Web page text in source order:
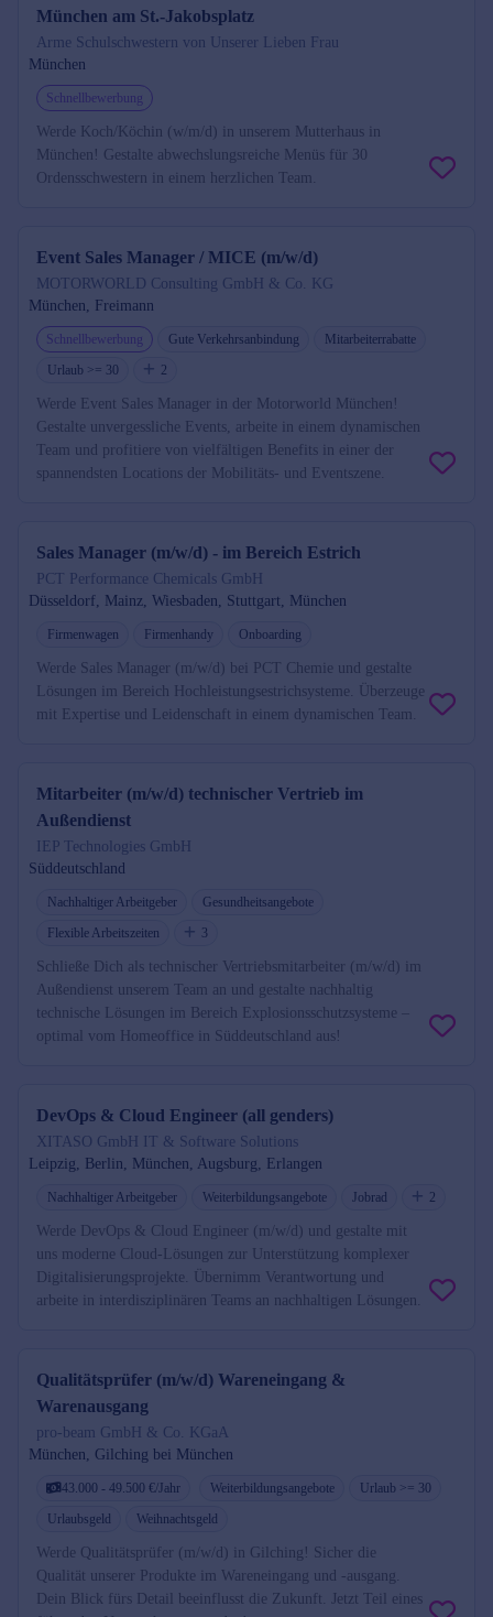
München am St.-Jakobsplatz
Arme Schulschwestern von Unserer Lieben Frau
München
Schnellbewerbung
Werde Koch/Köchin (w/m/d) in unserem Mutterhaus in
München! Gestalte abwechslungsreiche Menüs für 30
Ordensschwestern in einem herzlichen Team.
Event Sales Manager / MICE (m/w/d)
MOTORWORLD Consulting GmbH & Co. KG
München, Freimann
Schnellbewerbung Gute Verkehrsanbindung
Mitarbeiterrabatte
Urlaub >= 30
2
Werde Event Sales Manager in der Motorworld München!
Gestalte unvergessliche Events, arbeite in einem dynamischen
Team und profitiere von vielfältigen Benefits in einer der
spannendsten Locations der Mobilitäts- und Eventszene.
Sales Manager (m/w/d) - im Bereich Estrich
PCT Performance Chemicals GmbH
Düsseldorf, Mainz, Wiesbaden, Stuttgart, München
Firmenwagen Firmenhandy Onboarding
Werde Sales Manager (m/w/d) bei PCT Chemie und gestalte
Lösungen im Bereich Hochleistungsestrichsysteme. Überzeuge
mit Expertise und Leidenschaft in einem dynamischen Team.
Mitarbeiter (m/w/d) technischer Vertrieb im
Außendienst
IEP Technologies GmbH
Süddeutschland
Nachhaltiger Arbeitgeber
Gesundheitsangebote
Flexible Arbeitszeiten
3
Schließe Dich als technischer Vertriebsmitarbeiter (m/w/d) im
Außendienst unserem Team an und gestalte nachhaltig
technische Lösungen im Bereich Explosionsschutzsysteme –
optimal vom Homeoffice in Süddeutschland aus!
DevOps & Cloud Engineer (all genders)
XITASO GmbH IT & Software Solutions
Leipzig, Berlin, München, Augsburg, Erlangen
Nachhaltiger Arbeitgeber Weiterbildungsangebote Jobrad 2
Werde DevOps & Cloud Engineer (m/w/d) und gestalte mit
uns moderne Cloud-Lösungen zur Unterstützung komplexer
Digitalisierungsprojekte. Übernimm Verantwortung und
arbeite in interdisziplinären Teams an nachhaltigen Lösungen.
Qualitätsprüfer (m/w/d) Wareneingang &
Warenausgang
pro-beam GmbH & Co. KGaA
München, Gilching bei München
43.000 - 49.500 €/Jahr Weiterbildungsangebote
Urlaub >= 30
Urlaubsgeld
Weihnachtsgeld
Werde Qualitätsprüfer (m/w/d) in Gilching! Sicher die
Qualität unserer Produkte im Wareneingang und -ausgang.
Dein Blick fürs Detail beeinflusst die Zukunft. Jetzt Teil eines